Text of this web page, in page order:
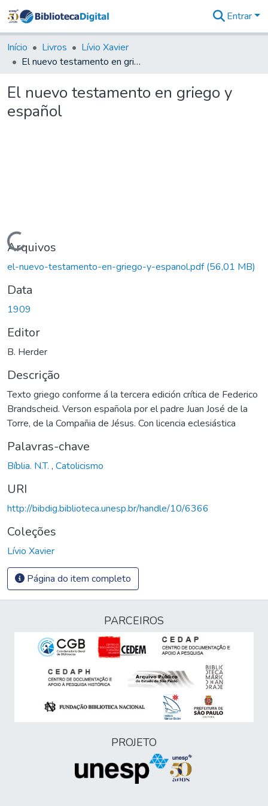
&
Coleções
Tudo na
Digital
Entrar
Início Livros
Lívio Xavier
El nuevo testamento en griego y español
El nuevo testamento en griego y
español
Carregando...
Arquivos
el-nuevo-testamento-en-griego-y-espanol.pdf(56,01 MB)
Data
1909
Editor
B. Herder
Descrição
Texto griego conforme á la tercera edición crítica de Federico
Brandscheid. Verson española por el padre Juan José de la
Torre, de la Compañia de Jésus. Con licencia eclesiástica
Palavras-chave
Bíblia. N.T. , Catolicismo
URI
http://bibdig.biblioteca.unesp.br/handle/10/6366
Coleções
Lívio Xavier
Página do item completo
PARCEIROS
PROJETO